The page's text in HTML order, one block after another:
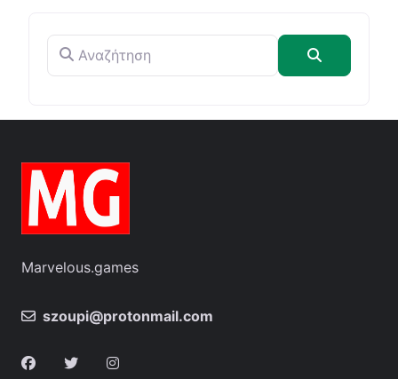
Αναζήτηση
Marvelous.games
szoupi@protonmail.com